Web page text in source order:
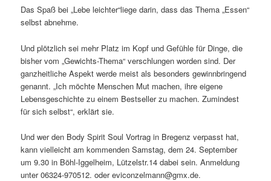
Das Spaß bei „Lebe leichter“liege darin, dass das Thema „Essen“
selbst abnehme.
Und plötzlich sei mehr Platz im Kopf und Gefühle für Dinge, die
bisher vom „Gewichts-Thema“ verschlungen worden sind. Der
ganzheitliche Aspekt werde meist als besonders gewinnbringend
genannt. „Ich möchte Menschen Mut machen, ihre eigene
Lebensgeschichte zu einem Bestseller zu machen. Zumindest
für sich selbst“, erklärt sie.
Und wer den Body Spirit Soul Vortrag in Bregenz verpasst hat,
kann vielleicht am kommenden Samstag, dem 24. September
um 9.30 in Böhl-Iggelheim, Lützelstr.14 dabei sein. Anmeldung
unter 06324-970512. oder eviconzelmann@gmx.de.